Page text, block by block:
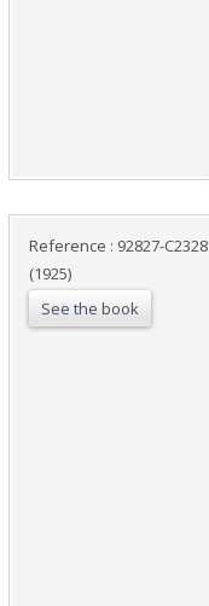
Reference : 92827-C2328
(1925)
See the book